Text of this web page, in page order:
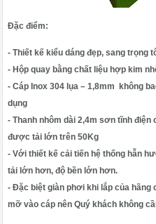
Đặc điểm:
- Thiết kế kiểu dáng đẹp, sang trọng
- Hộp quay bằng chất liệu hợp kim
- Cáp Inox 304 lụa – 1,8mm không
dụng
- Thanh nhôm dài 2,4m sơn tĩnh điện
được tải lớn trên 50Kg
- Với thiết kế cải tiến hệ thống hẫn
tải lớn hơn, độ bền lớn hơn.
- Đặc biệtgiàn phơi khi lắp của
mỡ vào cáp nên Quý khách không